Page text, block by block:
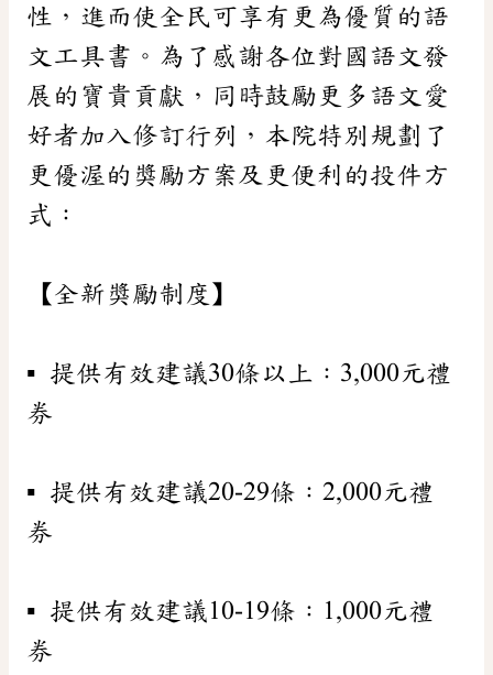
性，進而使全民可享有更為優質的語
文工具書。為了感謝各位對國語文發
展的寶貴貢獻，同時鼓勵更多語文愛
好者加入修訂行列，本院特別規劃了
更優渥的獎勵方案及更便利的投件方
式：
【全新獎勵制度】
▪️ 提供有效建議30條以上：3,000元禮
券
▪️ 提供有效建議20-29條：2,000元禮
券
▪️ 提供有效建議10-19條：1,000元禮
券